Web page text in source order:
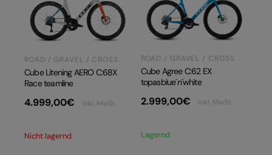
ROAD / GRAVEL / CROSS
Cube Litening AERO C:68X
Race teamline
4.999,00€ inkl. MwSt.
Nicht lagernd
ROAD / GRAVEL / CROSS
Cube Agree C:62 EX
topasblue´n´white
2.999,00€ inkl. MwSt.
Lagernd